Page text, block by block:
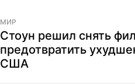
МИР
Стоун решил снять
предотвратить
США